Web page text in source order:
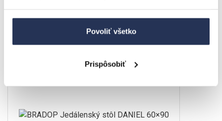
Povoliť všetko
Prispôsobiť